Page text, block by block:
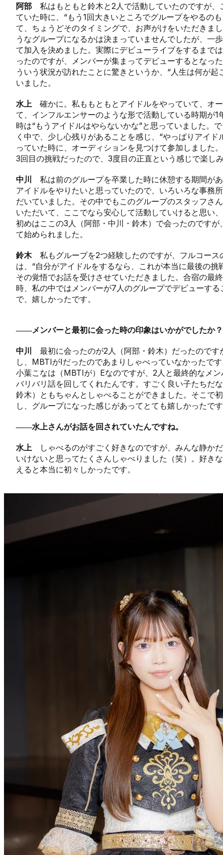
阿部 私はもともと鈴木と2人で活動していたのですが
ていた時に、“もう1回大きいところでグループをやるの
て、ちょうどそのタイミングで、お声がけをいただきま
うなグループになるかは決まっていませんでしたが、一
て加入を決めました。実際にデビューライブをするまで
ったのですが、メンバーが集まってデビューするとなっ
ういう状況が訪れたことに驚きというか、“人生は何が起
いました。
水上 確かに。私ももともとアイドルをやっていて、オ
て、インフルエンサーのような形で活動している時期が1
時は“もうアイドルはやらないかな”と思っていました。
く中で、少し心残りがあることを感じ、“やっぱりアイド
っていた時に、オーディションを見つけて参加しました
3回目の挑戦だったので、3度目の正直という感じで楽し
中川 私は前のグループを卒業した時に休憩する期間が
アイドルをやりたいと思っていたので、いろいろな事務
だいていました。その中でもこのグループのスタッフさ
いただいて、ここでなら安心して活動していけると思い
初めはここの3人（阿部・中川・鈴木）で会ったのです
て始められました。
鈴木私もグループを2つ経験したのですが、フルコース
は、“自分がアイドルをするなら、これが本当に最後の挑
その覚悟でお話を受けさせていただきました。合宿の最
時、私の中ではメンバーが7人のグループでデビューす
で、嬉しかったです。
――メンバーと最初に会った時の印象はいかがでしたか？
中川 最初に会ったのが2人（阿部・鈴木）だったのです
し、MBTIがIだったのであまりしゃべっていなかったで
小葉こなは（MBTIが）Eなのですが、2人と最終的なメ
バリバリ話を回してくれたんです。すごく良い子たちだ
鈴木）ともちゃんとしゃべることができました。そこで
し、グループになった感じがあってとても嬉しかったで
――水上さんがお話を回されていたんですね。
水上
しゃべるのがすごく好きなのですが、みんな静か
いけないと思ってたくさんしゃべりました（笑）。好き
えると本当に初々しかったです。